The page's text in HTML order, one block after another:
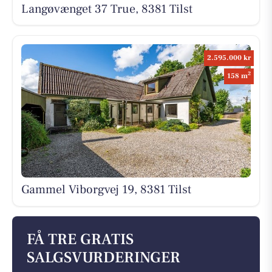
Langøvænget 37 True, 8381 Tilst
2.595.000 kr
158 m2
Gammel Viborgvej 19, 8381 Tilst
FÅ TRE GRATIS
SALGSVURDERINGER